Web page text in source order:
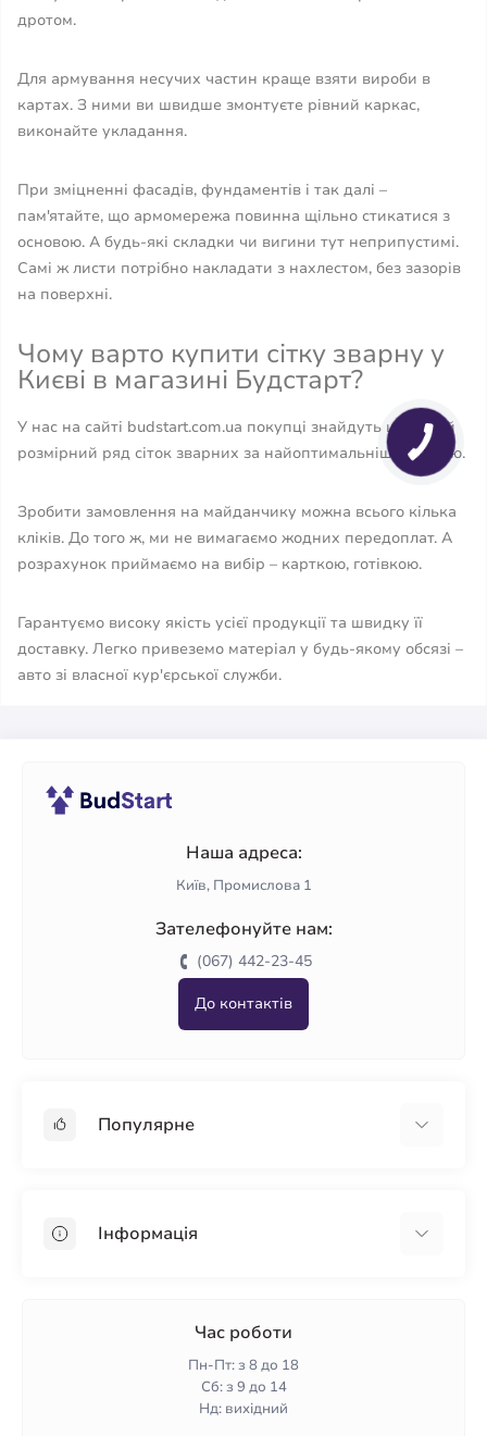
дротом.
Для армування несучих частин краще взяти вироби в
картах. З ними ви швидше змонтуєте рівний каркас,
виконайте укладання.
При зміцненні фасадів, фундаментів і так далі –
пам'ятайте, що армомережа повинна щільно стикатися з
основою. А будь-які складки чи вигини тут неприпустимі.
Самі ж листи потрібно накладати з нахлестом, без зазорів
на поверхні.
Чому варто купити сітку зварну у
Києві в магазині Будстарт?
У нас на сайті budstart.com.ua покупці знайдуть широкий
розмірний ряд сіток зварних за найоптимальнішою ціною.
Зробити замовлення на майданчику можна всього кілька
кліків. До того ж, ми не вимагаємо жодних передоплат. А
розрахунок приймаємо на вибір – карткою, готівкою.
Гарантуємо високу якість усієї продукції та швидку її
доставку. Легко привеземо матеріал у будь-якому обсязі –
авто зі власної кур'єрської служби.
Наша адреса:
Київ, Промислова 1
Зателефонуйте нам:
(067) 442-23-45
До контактів
Популярне
ПінопластІнформація
Гарантія та повернення
Політика конфіденційності
Час роботи
Пн-Пт: з 8 до 18
Сб: з 9 до 14
Нд: вихідний